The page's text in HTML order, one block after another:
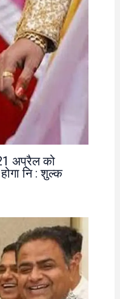
अप्रैल को
नि : शुल्क